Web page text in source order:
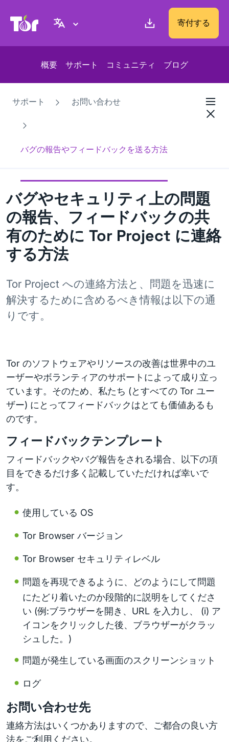
Tor Project ウェブサイト 寄付する
概要 サポート コミュニティ ブログ
サポート お問い合わせ
バグの報告やフィードバックを送る方法
バグやセキュリティ上の問題
の報告、フィードバックの共
有のために Tor Project に連絡
する方法
Tor Project への連絡方法と、問題を迅速に
解決するために含めるべき情報は以下の通
りです。
Tor のソフトウェアやリソースの改善は世界中のユ
ーザーやボランティアのサポートによって成り立っ
ています。そのため、私たち (とすべての Tor ユー
ザー) にとってフィードバックはとても価値あるも
のです。
フィードバックテンプレート
フィードバックやバグ報告をされる場合、以下の項
目をできるだけ多く記載していただければ幸いで
す。
使用している OS
Tor Browser バージョン
Tor Browser セキュリティレベル
問題を再現できるように、どのようにして問題
にたどり着いたのか段階的に説明をしてくださ
い (例:ブラウザーを開き、URL を入力し、 (i) ア
イコンをクリックした後、ブラウザーがクラッ
シュした。)
問題が発生している画面のスクリーンショット
ログ
お問い合わせ先
連絡方法はいくつかありますので、ご都合の良い方
法をご利用ください。